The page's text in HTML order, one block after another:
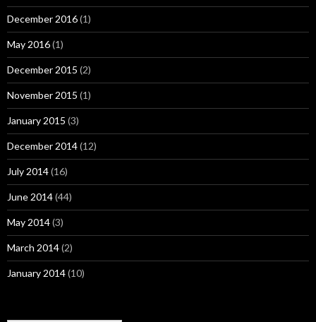
December 2016(1)
May 2016(1)
December 2015 (2)
November 2015 (1)
January 2015 (3)
December 2014(12)
July 2014(16)
June 2014(44)
May 2014(3)
March 2014(2)
January 2014(10)